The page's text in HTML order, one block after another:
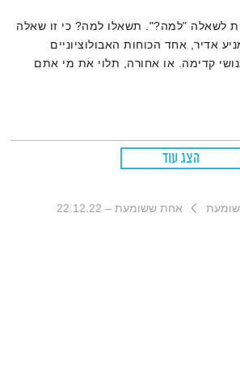
לשאלה "למה?". תשאלו למה? כי זו שאלה
אדיר, אחד הכוחות האבולוציוניים
קדימה. או אחורה, תלוי את מי אתם
הצג עוד
אחת ששומעת – 22.12.22